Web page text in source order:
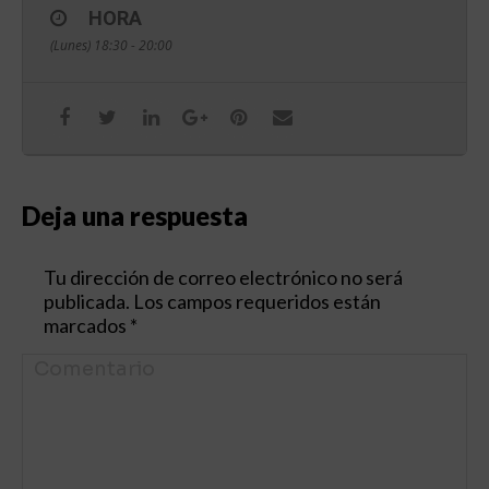
HORA
(Lunes) 18:30 - 20:00
Deja una respuesta
Tu dirección de correo electrónico no será
publicada. Los campos requeridos están
marcados *